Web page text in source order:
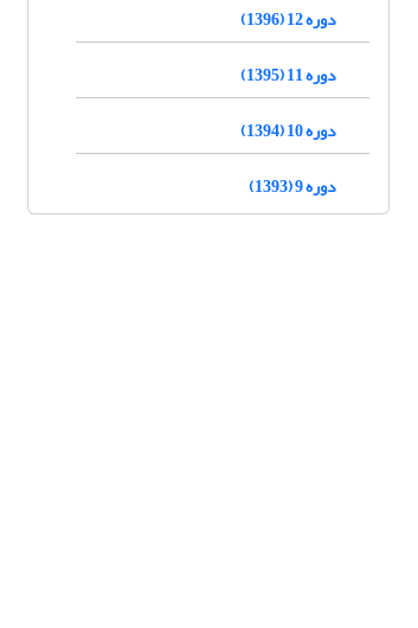
دوره 12 (1396)
دوره 11 (1395)
دوره 10 (1394)
دوره 9 (1393)